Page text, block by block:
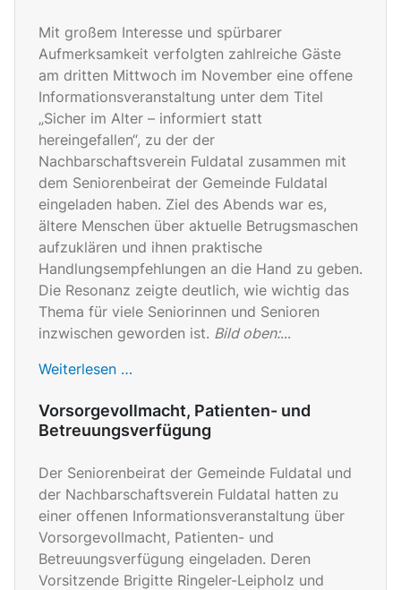
Mit großem Interesse und spürbarer
Aufmerksamkeit verfolgten zahlreiche Gäste
am dritten Mittwoch im November eine offene
Informationsveranstaltung unter dem Titel
„Sicher im Alter – informiert statt
hereingefallen“, zu der der
Nachbarschaftsverein Fuldatal zusammen mit
dem Seniorenbeirat der Gemeinde Fuldatal
eingeladen haben. Ziel des Abends war es,
ältere Menschen über aktuelle Betrugsmaschen
aufzuklären und ihnen praktische
Handlungsempfehlungen an die Hand zu geben.
Die Resonanz zeigte deutlich, wie wichtig das
Thema für viele Seniorinnen und Senioren
inzwischen geworden ist. Bild oben:...
Weiterlesen …
Vorsorgevollmacht, Patienten- und
Betreuungsverfügung
Der Seniorenbeirat der Gemeinde Fuldatal und
der Nachbarschaftsverein Fuldatal hatten zu
einer offenen Informationsveranstaltung über
Vorsorgevollmacht, Patienten- und
Betreuungsverfügung eingeladen. Deren
Vorsitzende Brigitte Ringeler-Leipholz und